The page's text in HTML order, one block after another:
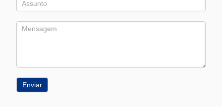
Enviar